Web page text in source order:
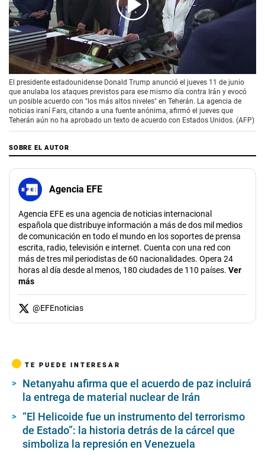
00:00/01:20
El presidente estadounidense Donald Trump anunció el jueves 11 de junio
que anulaba los ataques previstos para ese mismo día contra Irán y evocó
un posible acuerdo con "los más altos niveles" en Teherán. La agencia de
noticias iraní Fars, citando a una fuente anónima, afirmó el jueves que
Teherán aún no ha aprobado un texto de acuerdo con Estados Unidos. (AFP)
SOBRE EL AUTOR
Agencia EFE
Agencia EFE es una agencia de noticias internacional
española que distribuye información a más de dos mil medios
de comunicación en todo el mundo en los soportes de prensa
escrita, radio, televisión e internet. Cuenta con una red con
más de tres mil periodistas de 60 nacionalidades. Opera 24
horas al día desde al menos, 180 ciudades de 110 países. Ver
más
@EFEnoticias
TE PUEDE INTERESAR
Netanyahu afirma que el acuerdo de paz incluirá
la entrega de material nuclear de Irán
“El Helicoide fue un instrumento del terrorismo
de Estado”: la historia detrás de la cárcel que
simboliza la represión en Venezuela